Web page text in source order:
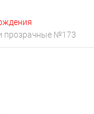
прозрачные №173